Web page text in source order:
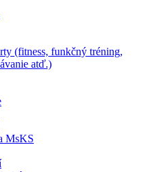
(fitness, funkčný tréning,
atď.)
MsKS